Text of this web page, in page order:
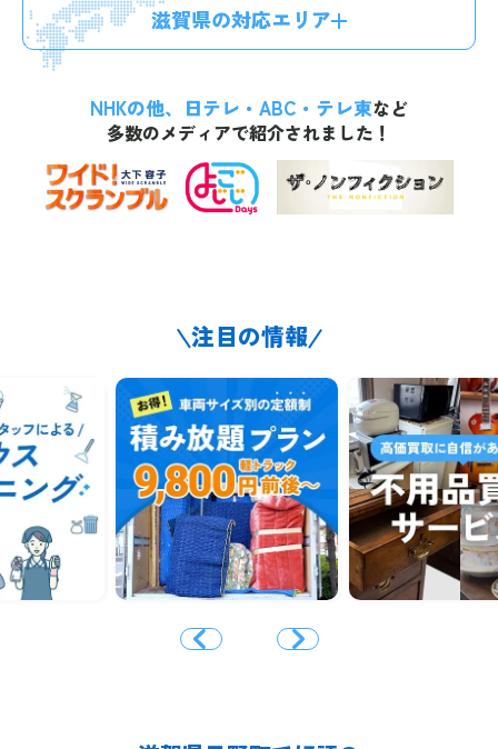
富なスタッフが迅速丁寧に対応しますので、安心してお任せいた
だけます。お電話一本で最短60分、無料のお見積りにお伺い。明
確な料金体系で、お見積り後の追加料金はございませんので、お
気軽にお問い合わせください。
滋賀県の対応エリア
NHKの他、日テレ・ABC・テレ東など
多数のメディアで紹介されました！
注目の情報